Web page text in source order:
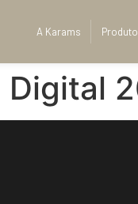
A Karams
Digital